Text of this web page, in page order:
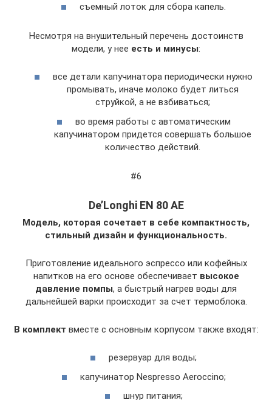
съемный лоток для сбора капель.
Несмотря на внушительный перечень достоинств
модели, у нее есть и минусы:
все детали капучинатора периодически нужно
промывать, иначе молоко будет литься
струйкой, а не взбиваться;
во время работы с автоматическим
капучинатором придется совершать большое
количество действий.
#6
De’Longhi EN 80 AE
Модель, которая сочетает в себе компактность,
стильный дизайн и функциональность.
Приготовление идеального эспрессо или кофейных
напитков на его основе обеспечивает высокое
давление помпы, а быстрый нагрев воды для
дальнейшей варки происходит за счет термоблока.
В комплект вместе с основным корпусом также входят:
резервуар для воды;
капучинатор Nespresso Aeroccino;
шнур питания;